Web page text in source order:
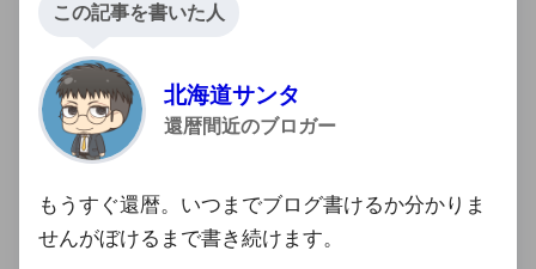
この記事を書いた人
北海道サンタ
還暦間近のブロガー
もうすぐ還暦。いつまでブログ書けるか分かりま
せんがぼけるまで書き続けます。